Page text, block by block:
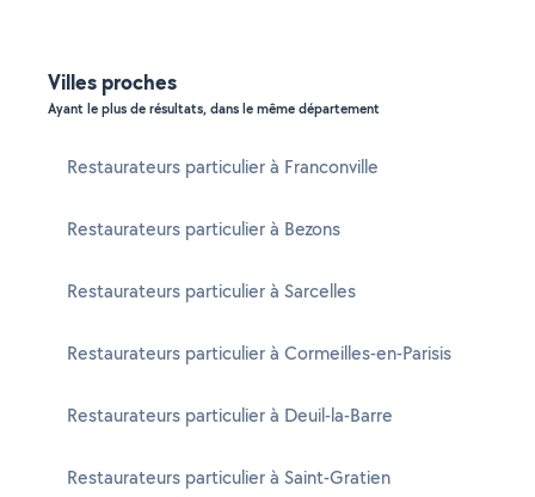
Villes proches
Ayant le plus de résultats, dans le même département
Restaurateurs particulier à Franconville
Restaurateurs particulier à Bezons
Restaurateurs particulier à Sarcelles
Restaurateurs particulier à Cormeilles-en-Parisis
Restaurateurs particulier à Deuil-la-Barre
Restaurateurs particulier à Saint-Gratien